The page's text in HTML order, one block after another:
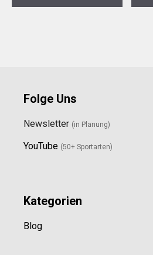
Folge Uns
Newsletter (in Planung)
YouTube (50+ Sportarten)
Kategorien
Blog